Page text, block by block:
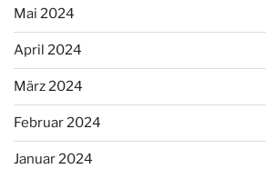
Mai 2024
April 2024
März 2024
Februar 2024
Januar 2024